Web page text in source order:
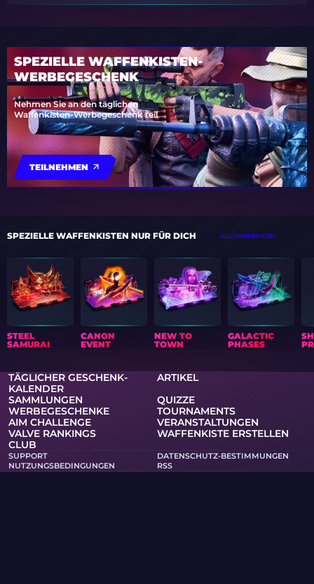
SPEZIELLE WAFFENKISTEN-
WERBEGESCHENK
Nehmen Sie an den täglichen
Waffenkisten-Werbegeschenk teil
TEILNEHMEN
SPEZIELLE WAFFENKISTEN NUR FÜR DICH ALLE WAFFEKISTEN
STEEL
SAMURAI
CANON
EVENT
NEW TO
TOWN
GALACTIC
PHASES
TÄGLICHER GESCHENK-
KALENDER
ARTIKEL
SAMMLUNGEN
QUIZZE
WERBEGESCHENKE
TOURNAMENTS
AIM CHALLENGE
VERANSTALTUNGEN
VALVE RANKINGS
WAFFENKISTE ERSTELLEN
CLUB
SUPPORT
DATENSCHUTZ-BESTIMMUNGEN
NUTZUNGSBEDINGUNGEN
RSS